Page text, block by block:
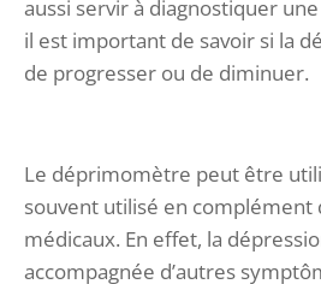
aussi servir à diagnostiquer
il est important de savoir si la
de progresser ou de diminuer.
Le déprimomètre peut être
souvent utilisé en complément
médicaux. En effet, la
accompagnée d’autres